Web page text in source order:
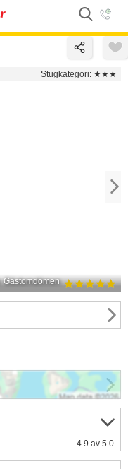
Stugkategori: ★★★
Gästomdömen
4.9 av 5.0